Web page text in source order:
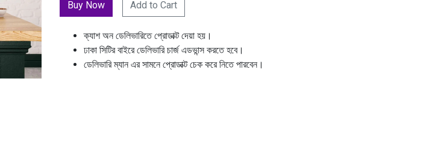
Add to Cart
ক্যাশ অন ডেলিভারিতে প্রোডাক্ট দেয়া হয়।
ঢাকা সিটির বাইরে ডেলিভারি চার্জ এডভান্স করতে হবে।
ডেলিভারি ম্যান এর সামনে প্রোডাক্ট চেক করে নিতে পারবেন।